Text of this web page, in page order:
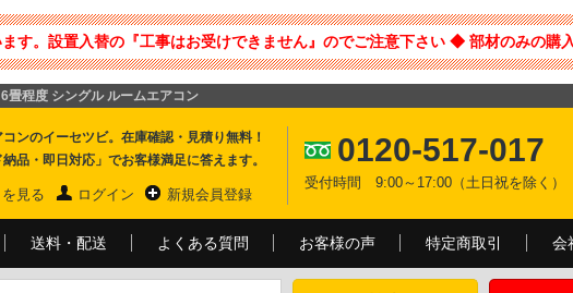
す。設置入替の『工事はお受けできません』のでご注意下さい ◆ 部材のみの購
畳程度 シングル ルームエアコン
ンのイーセツビ。在庫確認・見積り無料！
納品・即日対応」でお客様満足に答えます。
見る ログイン 新規会員登録
0120-517-017
受付時間 9:00～17:00（土日祝を除く）
送料・配送 よくある質問 お客様の声 特定商取引 会